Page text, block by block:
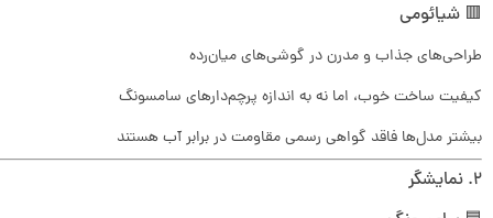
🟥 شیائومی
طراحی‌های جذاب و مدرن در گوشی‌های میان‌رده
کیفیت ساخت خوب، اما نه به اندازه پرچم‌دارهای سامسونگ
بیشتر مدل‌ها فاقد گواهی رسمی مقاومت در برابر آب هستند
۲. نمایشگر